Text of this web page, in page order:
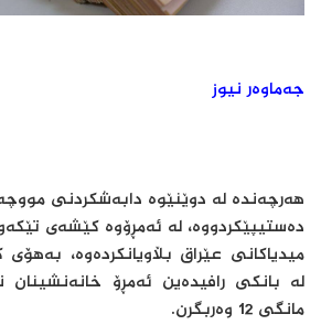
جەماوەر نیوز
دەستیپێکردووە، لە ئەمڕۆوە کێشەی
میدیاکانی عێراق بڵاویانکردەوە،
لە بانکی رافیدەین ئەمڕۆ خانەنشینان
مانگی 12 وەربگرن.